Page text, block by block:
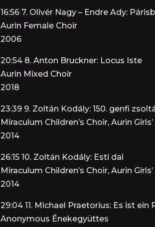
16:56 7. Olivér Nagy – Endre Ady:
Aurin Female Choir
2006
20:54 8. Anton Bruckner: Locus Iste
Aurin Mixed Choir
2018
23:39 9. Zoltán Kodály: 150. genfi
Miraculum Children’s Choir, Aurin
2014
26:15 10. Zoltán Kodály: Esti dal
Miraculum Children’s Choir, Aurin
2014
29:04 11. Michael Praetorius: Es ist ein
Anonymous Énekegyüttes